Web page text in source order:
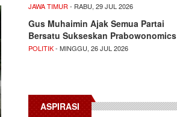
JAWA TIMUR - RABU, 29 JUL 2026
Gus Muhaimin Ajak Semua Partai
Bersatu Sukseskan Prabowonomics
POLITIK- MINGGU, 26 JUL 2026
ASPIRASI